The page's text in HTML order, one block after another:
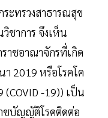
ะทรวงสาธารณสุข
ชาการ จึงเห็น
าชอาณาจักรที่เกิด
า 2019 หรือโรคโค
(COVID -19)) เป็น
ชบัญญัติโรคติดต่อ